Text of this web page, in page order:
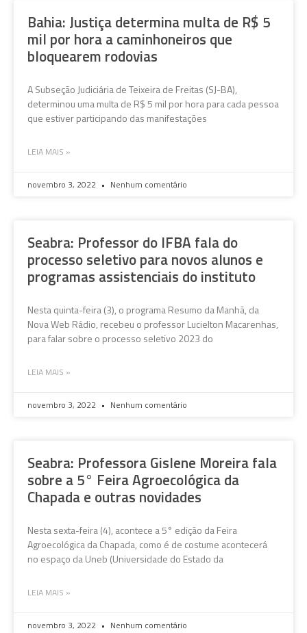
Bahia: Justiça determina multa de R$ 5
mil por hora a caminhoneiros que
bloquearem rodovias
A Subseção Judiciária de Teixeira de Freitas (SJ-BA),
determinou uma multa de R$ 5 mil por hora para cada pessoa
que estiver participando das manifestações
LEIA MAIS »
novembro 3, 2022 Nenhum comentário
Seabra: Professor do IFBA fala do
processo seletivo para novos alunos e
programas assistenciais do instituto
Nesta quinta-feira (3), o programa Resumo da Manhã, da
Nova Web Rádio, recebeu o professor Lucielton Macarenhas,
para falar sobre o processo seletivo 2023 do
LEIA MAIS »
novembro 3, 2022 Nenhum comentário
Seabra: Professora Gislene Moreira fala
sobre a 5° Feira Agroecológica da
Chapada e outras novidades
Nesta sexta-feira (4), acontece a 5° edição da Feira
Agroecológica da Chapada, como é de costume acontecerá
no espaço da Uneb (Universidade do Estado da
LEIA MAIS »
novembro 3, 2022 Nenhum comentário